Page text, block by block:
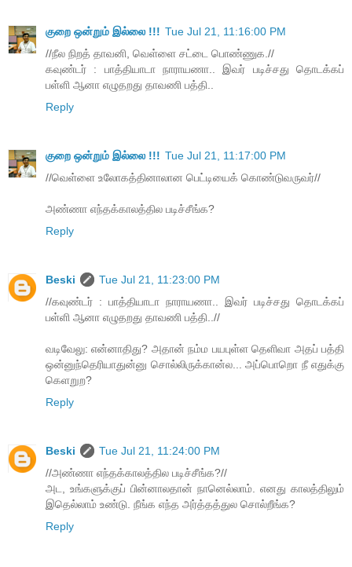
குறை ஒன்றும் இல்லை !!! Tue Jul 21, 11:16:00 PM
//நீல நிறத் தாவனி, வெள்ளை சட்டை பொண்ணுக.//
கவுண்டர் : பாத்தியாடா நாராயணா.. இவர் படிச்சது தொடக்கப்
பள்ளி ஆனா எழுதறது தாவணி பத்தி..
Reply
குறை ஒன்றும் இல்லை !!! Tue Jul 21, 11:17:00 PM
//வெள்ளை உலோகத்தினாலான பெட்டியைக் கொண்டுவருவர்//
அண்ணா எந்தக்காலத்தில படிச்சீங்க?
Reply
Beski
Tue Jul 21, 11:23:00 PM
//கவுண்டர் : பாத்தியாடா நாராயணா.. இவர் படிச்சது தொடக்கப்
பள்ளி ஆனா எழுதறது தாவணி பத்தி..//
வடிவேலு: என்னாதிது? அதான் நம்ம பயபுள்ள தெளிவா அதப் பத்தி
ஒன்னுந்தெரியாதுன்னு சொல்லிருக்கான்ல... அப்பொறொ நீ எதுக்கு
கெளறுற?
Reply
Beski
Tue Jul 21, 11:24:00 PM
//அண்ணா எந்தக்காலத்தில படிச்சீங்க?//
அட, உங்களுக்குப் பின்னாலதான் நானெல்லாம். எனது காலத்திலும்
இதெல்லாம் உண்டு. நீங்க எந்த அர்த்தத்துல சொல்றீங்க?
Reply